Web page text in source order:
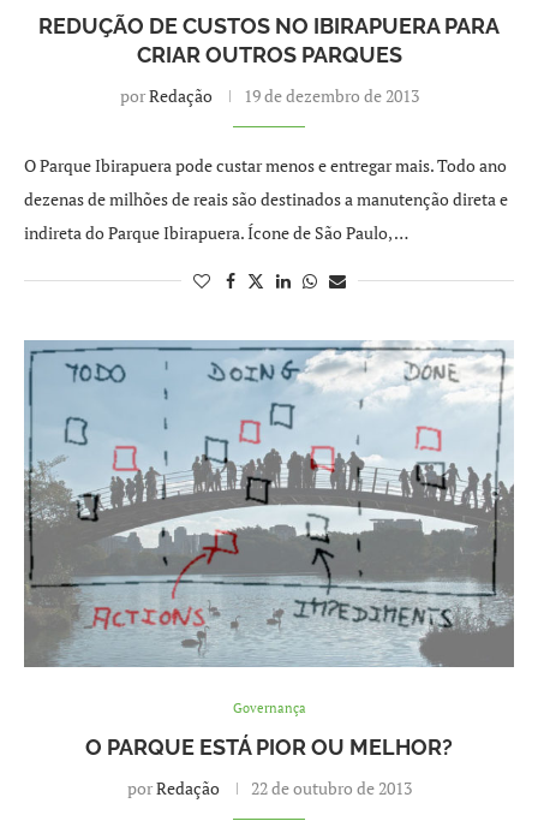
REDUÇÃO DE CUSTOS NO IBIRAPUERA PARA
CRIAR OUTROS PARQUES
porRedação 19 de dezembro de 2013
O Parque Ibirapuera pode custar menos e entregar mais. Todo ano
dezenas de milhões de reais são destinados a manutenção direta e
indireta do Parque Ibirapuera. Ícone de São Paulo, …
Governança
O PARQUE ESTÁ PIOR OU MELHOR?
porRedação 22 de outubro de 2013